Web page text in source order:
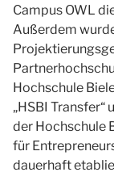
Campus OWL
Außerdem
Hochschule
„HSBI Transfer“
der Hochschule
für
dauerhaft